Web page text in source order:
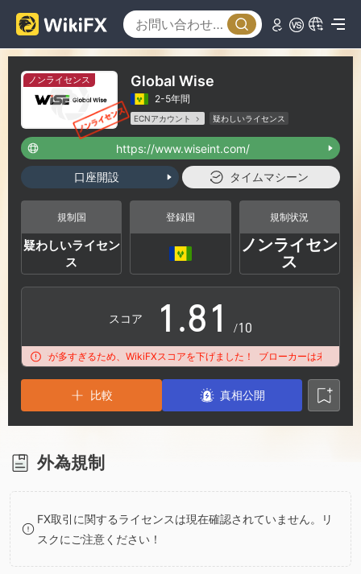
ノンライセンス Global Wise
2-5年間
ECNアカウント
疑わしいライセンス
疑わしい事業範囲
ハイリスクレベル
https://www.wiseint.com/
口座開設 タイムマシーン
規制国
疑わしいライセン
ス
登録国 規制状況
ノンライセン
ス
スコア
0
1
2
3
5
.
2
3
4
5
6
7
8
9
0
1
2
3
5
/10
の苦情が多すぎるため、WikiFXスコアを下げました！ ブローカーは未解決の
比較 真相公開
外為規制
FX取引に関するライセンスは現在確認されていません。リ
スクにご注意ください！